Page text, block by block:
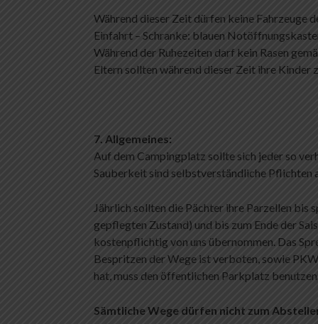
Während dieser Zeit dürfen keine Fahrzeuge
Einfahrt – Schranke: blauen
Während der Ruhezeiten darf kein Rasen
Eltern sollten während dieser Zeit ihre Kinder
7. Allgemeines:
Auf dem Campingplatz sollte sich jeder so
Sauberkeit sind selbstverständliche Pflichten
Jährlich sollten die Pächter ihre Parzellen bis
gepflegten Zustand) und bis zum Ende der
kostenpflichtig von uns übernommen. Das
Bespritzen der Wege ist verboten, sowie
hat, muss den öffentlichen Parkplatz
Sämtliche Wege dürfen nicht zum